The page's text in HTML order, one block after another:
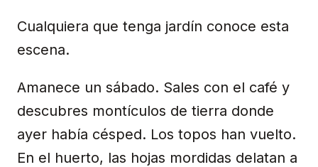
Cualquiera que tenga jardín conoce esta
escena.
Amanece un sábado. Sales con el café y
descubres montículos de tierra donde
ayer había césped. Los topos han vuelto.
En el huerto, las hojas mordidas delatan a